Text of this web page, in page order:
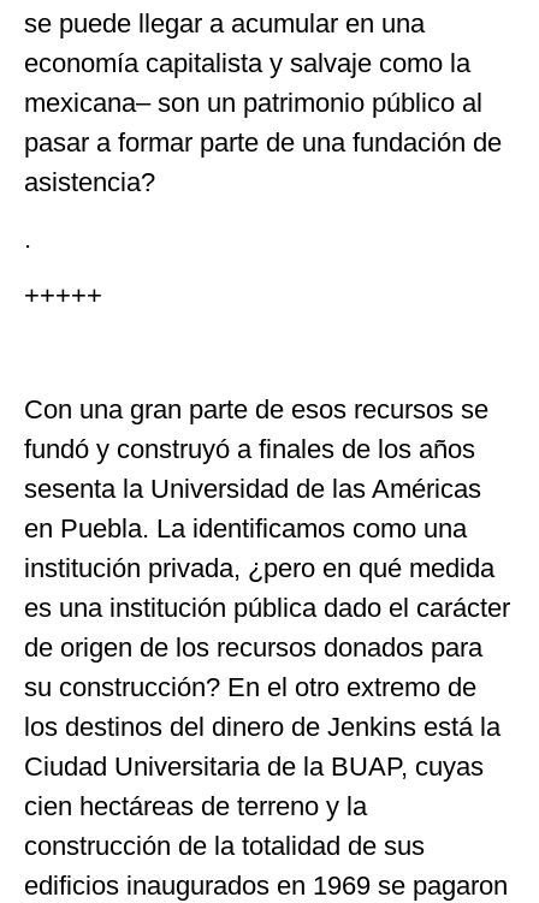
se puede llegar a acumular en una
economía capitalista y salvaje como la
mexicana– son un patrimonio público al
pasar a formar parte de una fundación de
asistencia?
.
+++++
Con una gran parte de esos recursos se
fundó y construyó a finales de los años
sesenta la Universidad de las Américas
en Puebla. La identificamos como una
institución privada, ¿pero en qué medida
es una institución pública dado el carácter
de origen de los recursos donados para
su construcción? En el otro extremo de
los destinos del dinero de Jenkins está la
Ciudad Universitaria de la BUAP, cuyas
cien hectáreas de terreno y la
construcción de la totalidad de sus
edificios inaugurados en 1969 se pagaron